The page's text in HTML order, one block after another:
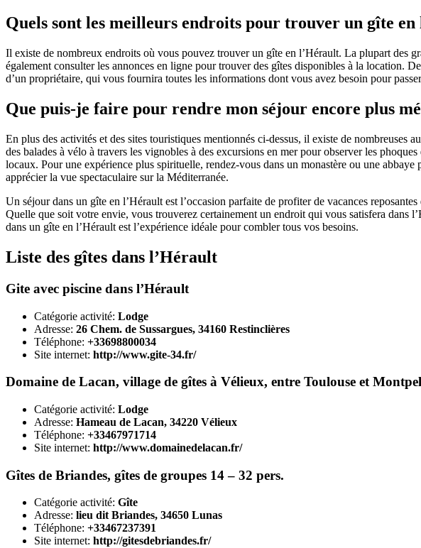
Quels sont les meilleurs endroits pour trouver un gîte en
Il existe de nombreux endroits où vous pouvez trouver un gîte en l’Hérault. La plupart des
également consulter les annonces en ligne pour trouver des gîtes disponibles à la location.
d’un propriétaire, qui vous fournira toutes les informations dont vous avez besoin pour
Que puis-je faire pour rendre mon séjour encore plus
En plus des activités et des sites touristiques mentionnés ci-dessus, il existe de nombreuses
des balades à vélo à travers les vignobles à des excursions en mer pour observer les
locaux. Pour une expérience plus spirituelle, rendez-vous dans un monastère ou une
apprécier la vue spectaculaire sur la Méditerranée.
Un séjour dans un gîte en l’Hérault est l’occasion parfaite de profiter de vacances
Quelle que soit votre envie, vous trouverez certainement un endroit qui vous satisfera dans
dans un gîte en l’Hérault est l’expérience idéale pour combler tous vos besoins.
Liste des gîtes dans l’Hérault
Gite avec piscine dans l’Hérault
Catégorie activité: Lodge
Adresse: 26 Chem. de Sussargues, 34160 Restinclières
Téléphone: +33698800034
Site internet: http://www.gite-34.fr/
Domaine de Lacan, village de gîtes à Vélieux, entre Toulouse et
Catégorie activité: Lodge
Adresse: Hameau de Lacan, 34220 Vélieux
Téléphone: +33467971714
Site internet: http://www.domainedelacan.fr/
Gîtes de Briandes, gîtes de groupes 14 – 32 pers.
Catégorie activité: Gîte
Adresse: lieu dit Briandes, 34650 Lunas
Téléphone: +33467237391
Site internet: http://gitesdebriandes.fr/